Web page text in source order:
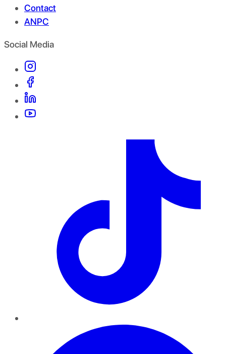
Contact
ANPC
Social Media